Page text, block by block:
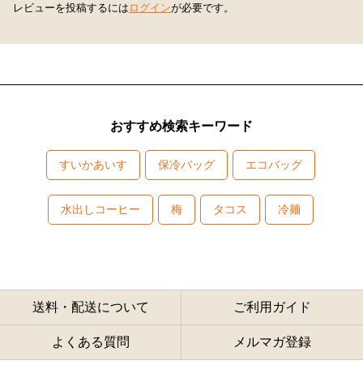
レビューを投稿するには ログインが必要です。
おすすめ検索キーワード
すいかあいす 保冷バッグ エコバッグ
水出しコーヒー 梅 タコス 冷麺
送料・配送について ご利用ガイド
よくある質問 メルマガ登録